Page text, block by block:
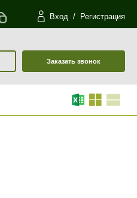
Вход / Регистрация
Заказать звонок